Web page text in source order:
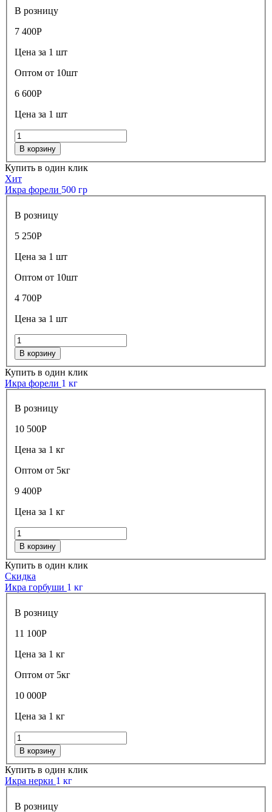
В розницу
7 400Р
Цена за 1 шт
Оптом от 10шт
6 600Р
Цена за 1 шт
В корзину
Купить в один клик
Хит
Икра форели 500 гр
В розницу
5 250Р
Цена за 1 шт
Оптом от 10шт
4 700Р
Цена за 1 шт
В корзину
Купить в один клик
Икра форели 1 кг
В розницу
10 500Р
Цена за 1 кг
Оптом от 5кг
9 400Р
Цена за 1 кг
В корзину
Купить в один клик
Скидка
Икра горбуши 1 кг
В розницу
11 100Р
Цена за 1 кг
Оптом от 5кг
10 000Р
Цена за 1 кг
В корзину
Купить в один клик
Икра нерки 1 кг
В розницу